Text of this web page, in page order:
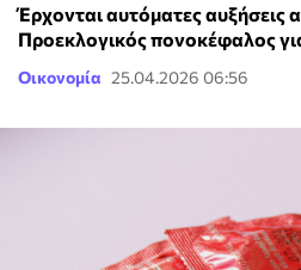
Έρχονται αυτόματες αυξήσεις
Προεκλογικός πονοκέφαλος
Οικονομία 25.04.2026 06:56